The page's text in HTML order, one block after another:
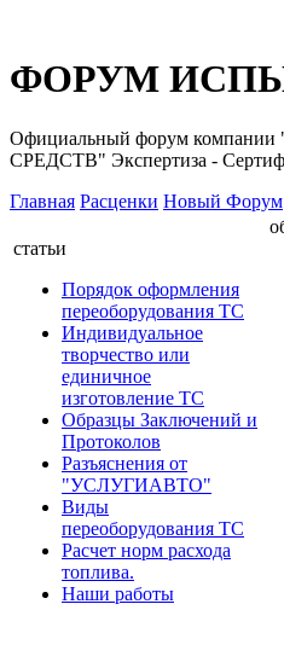
ФОРУМ
Официальный форум
СРЕДСТВ" Экспертиза -
Главная Расценки Новый Форум
статьи
Порядок оформления
переоборудования ТС
Индивидуальное
творчество или
единичное
изготовление ТС
Образцы Заключений и
Протоколов
Разъяснения от
"УСЛУГИАВТО"
Виды
переоборудования ТС
Расчет норм расхода
топлива.
Наши работы